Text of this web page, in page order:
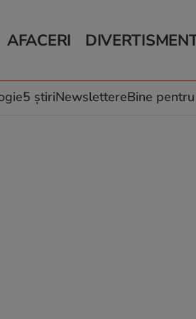
AFACERI
Auto
Locuri de muncă
Horoscop
Muzică și Filme
5 știriNewslettereBine